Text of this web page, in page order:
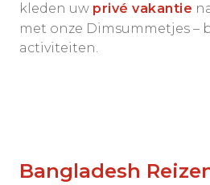
kleden uw privé vakantie
met onze Dimsummetjes –
activiteiten.
Bangladesh